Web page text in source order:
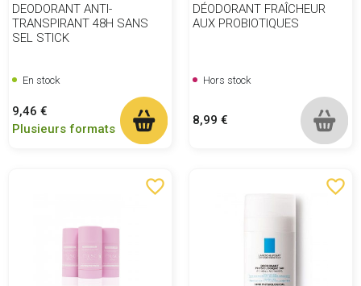
DEODORANT ANTI-
TRANSPIRANT 48H SANS
SEL STICK
En stock
Prix
9,46 €
Plusieurs formats
DÉODORANT FRAÎCHEUR
AUX PROBIOTIQUES
Hors stock
Prix
8,99 €
favorite_border favorite_border